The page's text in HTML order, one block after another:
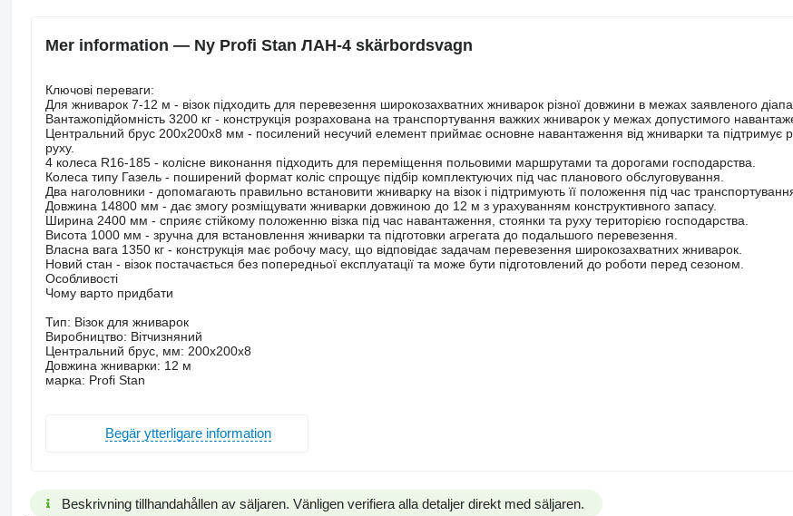
Mer information — Ny Profi Stan ЛАН-4 skärbordsvagn
Ключові переваги:
Для жниварок 7-12 м - візок підходить для перевезення широкозахватних жниварок різної довжини в межах заявленого
Вантажопідйомність 3200 кг - конструкція розрахована на транспортування важких жниварок у межах допустимого
Центральний брус 200х200х8 мм - посилений несучий елемент приймає основне навантаження від жниварки та підтримує
руху.
4 колеса R16-185 - колісне виконання підходить для переміщення польовими маршрутами та дорогами господарства.
Колеса типу Газель - поширений формат коліс спрощує підбір комплектуючих під час планового обслуговування.
Два наголовники - допомагають правильно встановити жниварку на візок і підтримують її положення під час
Довжина 14800 мм - дає змогу розміщувати жниварки довжиною до 12 м з урахуванням конструктивного запасу.
Ширина 2400 мм - сприяє стійкому положенню візка під час навантаження, стоянки та руху територією господарства.
Висота 1000 мм - зручна для встановлення жниварки та підготовки агрегата до подальшого перевезення.
Власна вага 1350 кг - конструкція має робочу масу, що відповідає задачам перевезення широкозахватних жниварок.
Новий стан - візок постачається без попередньої експлуатації та може бути підготовлений до роботи перед сезоном.
Особливості
Чому варто придбати
Тип: Візок для жниварок
Виробництво: Вітчизняний
Центральний брус, мм: 200х200х8
Довжина жниварки: 12 м
марка: Profi Stan
Begär ytterligare information
Beskrivning tillhandahållen av säljaren. Vänligen verifiera alla detaljer direkt med säljaren.